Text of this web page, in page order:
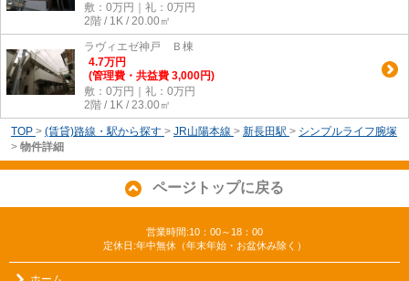
敷：0万円｜礼：0万円
2階 / 1K / 20.00㎡
ラヴィエゼ神戸 Ｂ棟
4.7万円
(管理費・共益費 3,000円)
敷：0万円｜礼：0万円
2階 / 1K / 23.00㎡
TOP > (賃貸)路線・駅から探す > JR山陽本線 > 新長田駅 > シンプルライフ腕塚
> 物件詳細
ページトップに戻る
営業時間:10：00～18：00
定休日:年中無休（年末年始・お盆休み除く）